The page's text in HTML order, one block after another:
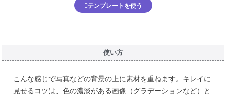
テンプレートを使う
使い方
こんな感じで写真などの背景の上に素材を重ねます。キレイに
見せるコツは、色の濃淡がある画像（グラデーションなど）と